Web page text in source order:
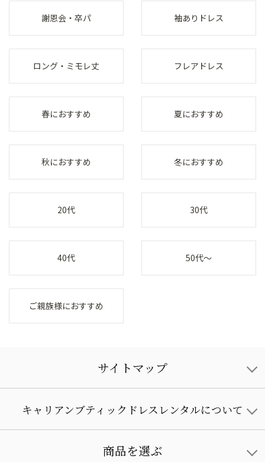
謝恩会・卒パ 袖ありドレス
ロング・ミモレ丈 フレアドレス
春におすすめ 夏におすすめ
秋におすすめ 冬におすすめ
20代 30代
40代 50代～
ご親族様におすすめ
サイトマップ
キャリアンブティックドレスレンタルについて
商品を選ぶ